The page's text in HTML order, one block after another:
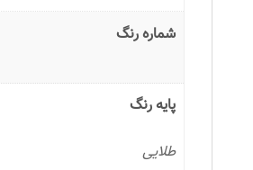
شماره رنگ
پایه رنگ
طلایی